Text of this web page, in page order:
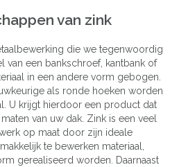
van zink
die we tegenwoordig
van een bankschroef, kantbank of
in een andere vorm gebogen.
als ronde hoeken worden
U krijgt hierdoor een product dat
van uw dak. Zink is een veel
op maat door zijn ideale
te bewerken materiaal,
gerealiseerd worden. Daarnaast